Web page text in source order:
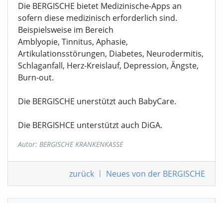
Die BERGISCHE bietet Medizinische-Apps an
sofern diese medizinisch erforderlich sind.
Beispielsweise im Bereich
Amblyopie, Tinnitus, Aphasie,
Artikulationsstörungen, Diabetes, Neurodermitis,
Schlaganfall, Herz-Kreislauf, Depression, Ängste,
Burn-out.
Die BERGISCHE unerstützt auch BabyCare.
Die BERGISHCE unterstützt auch DiGA.
Autor: BERGISCHE KRANKENKASSE
zurück | Neues von der BERGISCHE